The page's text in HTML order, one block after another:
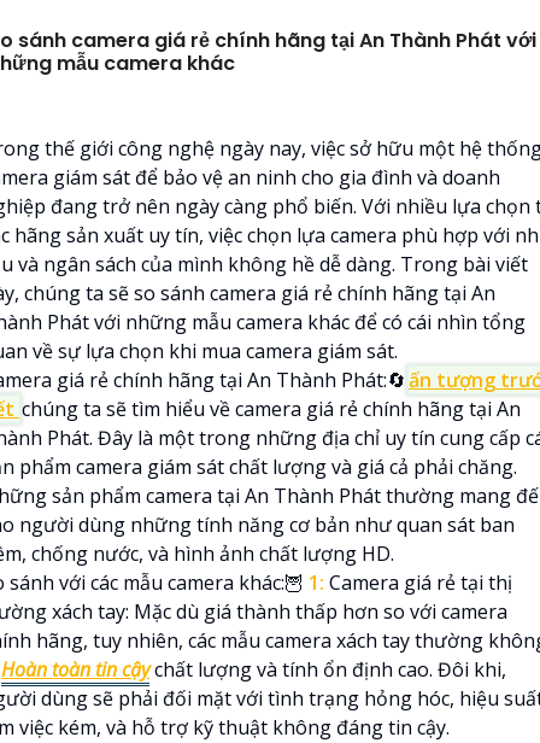
sánh camera giá rẻ chính hãng tại An Thành Phát với
mẫu camera khác
thế giới công nghệ ngày nay, việc sở hữu một hệ
giám sát để bảo vệ an ninh cho gia đình và doanh
đang trở nên ngày càng phổ biến. Với nhiều lựa chọn
hãng sản xuất uy tín, việc chọn lựa camera phù hợp với
và ngân sách của mình không hề dễ dàng. Trong bài viết
chúng ta sẽ so sánh camera giá rẻ chính hãng tại An
Phát với những mẫu camera khác để có cái nhìn tổng
về sự lựa chọn khi mua camera giám sát.
giá rẻ chính hãng tại An Thành Phát:🔄ấn tượng
chúng ta sẽ tìm hiểu về camera giá rẻ chính hãng tại An
Phát. Đây là một trong những địa chỉ uy tín cung cấp
phẩm camera giám sát chất lượng và giá cả phải chăng.
sản phẩm camera tại An Thành Phát thường mang
người dùng những tính năng cơ bản như quan sát ban
chống nước, và hình ảnh chất lượng HD.
sánh với các mẫu camera khác:🦉 1: Camera giá rẻ tại thị
xách tay: Mặc dù giá thành thấp hơn so với camera
hãng, tuy nhiên, các mẫu camera xách tay thường
Hoàn toàn tin cậychất lượng và tính ổn định cao. Đôi khi,
dùng sẽ phải đối mặt với tình trạng hỏng hóc, hiệu
việc kém, và hỗ trợ kỹ thuật không đáng tin cậy.